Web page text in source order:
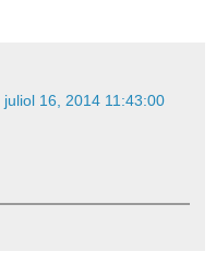
16, 2014 11:43:00